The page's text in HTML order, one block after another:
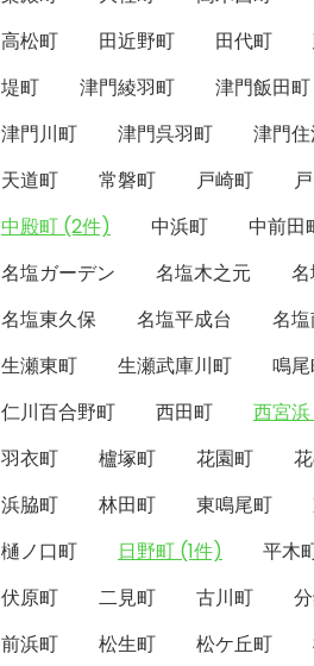
高松町
田近野町 田代町
堤町
津門綾羽町 津門飯田町
津門川町
津門呉羽町 津門
天道町
常磐町 戸崎町
中殿町 (2件)
中浜町 中前田
名塩ガーデン
名塩木之元
名塩東久保
名塩平成台 名
生瀬東町
生瀬武庫川町 鳴
仁川百合野町
西田町 西宮
羽衣町
櫨塚町 花園町
浜脇町
林田町 東鳴尾町
樋ノ口町
日野町 (1件) 平木
伏原町
二見町 古川町
前浜町
松生町 松ケ丘町